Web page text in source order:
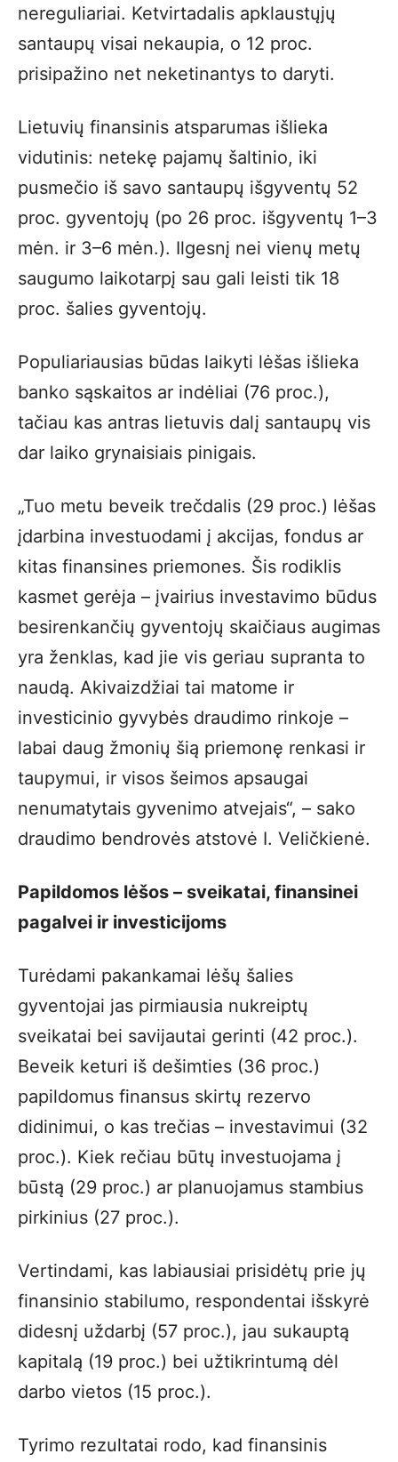
nereguliariai. Ketvirtadalis apklaustųjų
santaupų visai nekaupia, o 12 proc.
prisipažino net neketinantys to daryti.
Lietuvių finansinis atsparumas išlieka
vidutinis: netekę pajamų šaltinio, iki
pusmečio iš savo santaupų išgyventų 52
proc. gyventojų (po 26 proc. išgyventų 1–3
mėn. ir 3–6 mėn.). Ilgesnį nei vienų metų
saugumo laikotarpį sau gali leisti tik 18
proc. šalies gyventojų.
Populiariausias būdas laikyti lėšas išlieka
banko sąskaitos ar indėliai (76 proc.),
tačiau kas antras lietuvis dalį santaupų vis
dar laiko grynaisiais pinigais.
„Tuo metu beveik trečdalis (29 proc.) lėšas
įdarbina investuodami į akcijas, fondus ar
kitas finansines priemones. Šis rodiklis
kasmet gerėja – įvairius investavimo būdus
besirenkančių gyventojų skaičiaus augimas
yra ženklas, kad jie vis geriau supranta to
naudą. Akivaizdžiai tai matome ir
investicinio gyvybės draudimo rinkoje –
labai daug žmonių šią priemonę renkasi ir
taupymui, ir visos šeimos apsaugai
nenumatytais gyvenimo atvejais“, – sako
draudimo bendrovės atstovė I. Veličkienė.
Papildomos lėšos – sveikatai, finansinei
pagalvei ir investicijoms
Turėdami pakankamai lėšų šalies
gyventojai jas pirmiausia nukreiptų
sveikatai bei savijautai gerinti (42 proc.).
Beveik keturi iš dešimties (36 proc.)
papildomus finansus skirtų rezervo
didinimui, o kas trečias – investavimui (32
proc.). Kiek rečiau būtų investuojama į
būstą (29 proc.) ar planuojamus stambius
pirkinius (27 proc.).
Vertindami, kas labiausiai prisidėtų prie jų
finansinio stabilumo, respondentai išskyrė
didesnį uždarbį (57 proc.), jau sukauptą
kapitalą (19 proc.) bei užtikrintumą dėl
darbo vietos (15 proc.).
Tyrimo rezultatai rodo, kad finansinis